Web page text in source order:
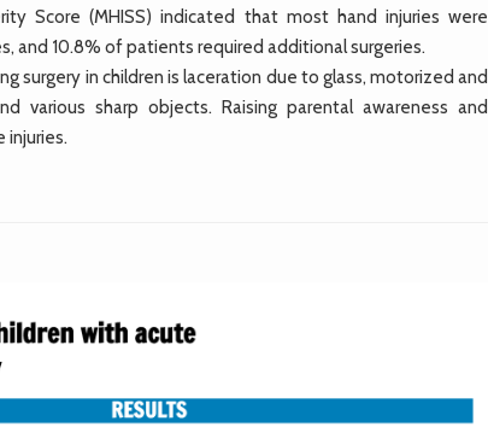
Score (MHISS) indicated that most hand injuries were
and 10.8% of patients required additional surgeries.
surgery in children is laceration due to glass, motorized and
various sharp objects. Raising parental awareness and